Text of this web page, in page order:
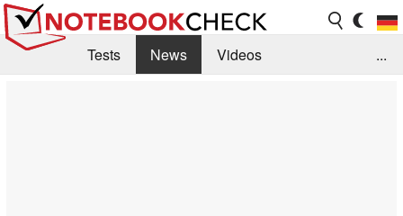
Tests News
Videos
...